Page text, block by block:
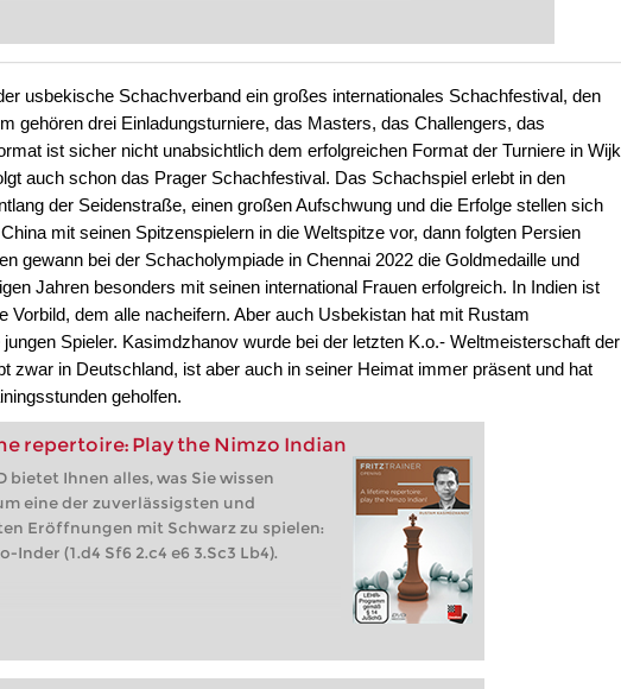
oder bereits auf Turnierniveau spielen: Mit
usbekische Schachverband ein großes internationales Schachfestival, den
gehören drei Einladungsturniere, das Masters, das Challengers, das
ist sicher nicht unabsichtlich dem erfolgreichen Format der Turniere in Wijk
auch schon das Prager Schachfestival. Das Schachspiel erlebt in den
der Seidenstraße, einen großen Aufschwung und die Erfolge stellen sich
mit seinen Spitzenspielern in die Weltspitze vor, dann folgten Persien
gewann bei der Schacholympiade in Chennai 2022 die Goldmedaille und
Jahren besonders mit seinen international Frauen erfolgreich. In Indien ist
Vorbild, dem alle nacheifern. Aber auch Usbekistan hat mit Rustam
Spieler. Kasimdzhanov wurde bei der letzten K.o.- Weltmeisterschaft der
zwar in Deutschland, ist aber auch in seiner Heimat immer präsent und hat
geholfen.
repertoire: Play the Nimzo Indian
bietet Ihnen alles, was Sie wissen
eine der zuverlässigsten und
Eröffnungen mit Schwarz zu spielen:
Inder (1.d4 Sf6 2.c4 e6 3.Sc3 Lb4).